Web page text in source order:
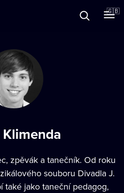
🇬🇧
Klimenda
zpěvák a tanečník. Od roku
souboru Divadla J.
také jako taneční pedagog,